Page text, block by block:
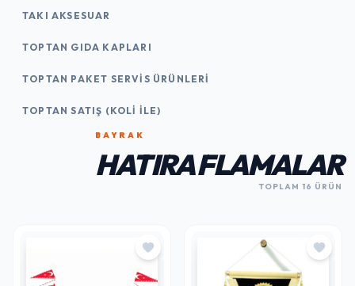
TAKI AKSESUAR
TOPTAN GIDA KAPLARI
TOPTAN PAKET SERVIS ÜRÜNLERI
TOPTAN SATIŞ (KOLI İLE)
BAYRAK
HATIRA FLAMALAR
TOPLAM 16 ÜRÜN